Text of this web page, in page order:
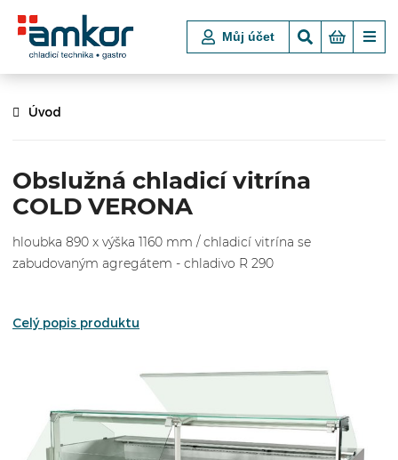
Můj účet
Úvod
Obslužná chladicí vitrína
COLD VERONA
hloubka 890 x výška 1160 mm / chladicí vitrína se
zabudovaným agregátem - chladivo R 290
Celý popis produktu